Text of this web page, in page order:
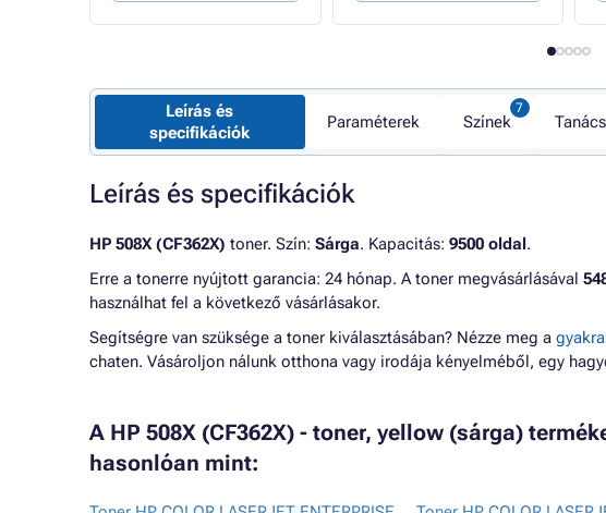
Leírás és
specifikációk
Paraméterek Színek
Leírás és specifikációk
HP 508X (CF362X) toner. Szín: Sárga. Kapacitás: 9500 oldal.
Erre a tonerre nyújtott garancia: 24 hónap. A toner megvásárlásával
használhat fel a következő vásárlásakor.
Segítségre van szüksége a toner kiválasztásában? Nézze meg a
chaten. Vásároljon nálunk otthona vagy irodája kényelméből, egy
A HP 508X (CF362X) - toner, yellow (sárga)
hasonlóan mint: